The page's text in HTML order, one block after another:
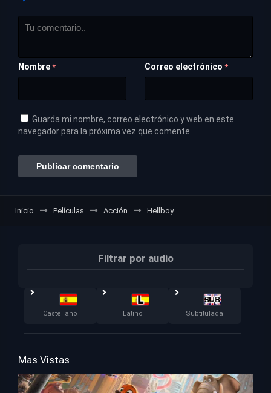
Nombre * Correo electrónico *
Guarda mi nombre, correo electrónico y web en este
navegador para la próxima vez que comente.
Inicio Películas Acción Hellboy
Filtrar por audio
Castellano Latino Subtitulada
Mas Vistas